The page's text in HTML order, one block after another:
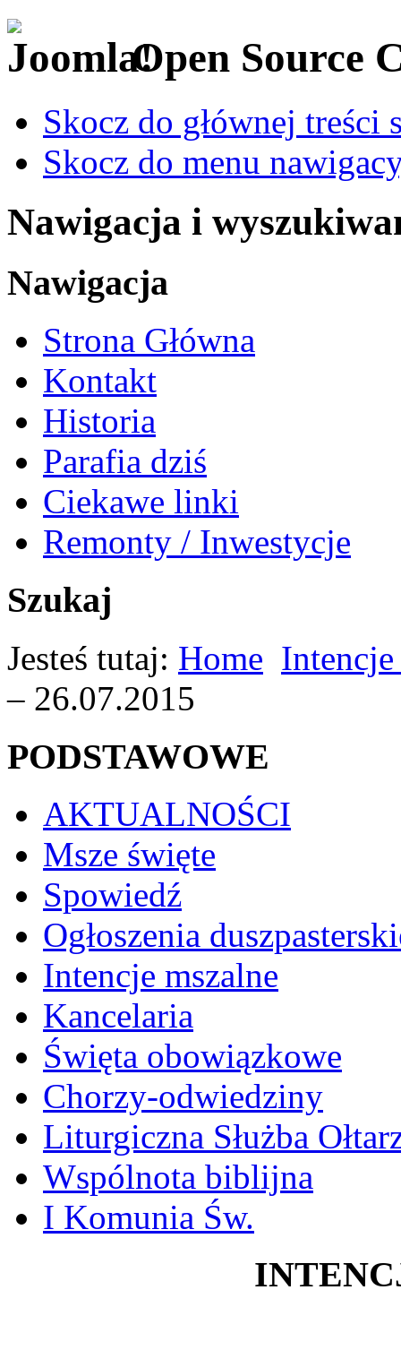
Open Source
Skocz do głównej treści
Skocz do menu
Nawigacja i
Nawigacja
Strona Główna
Kontakt
Historia
Parafia dziś
Ciekawe linki
Remonty / Inwestycje
Szukaj
Jesteś tutaj: Home Intencje
– 26.07.2015
PODSTAWOWE
AKTUALNOŚCI
Msze święte
Spowiedź
Ogłoszenia
Intencje mszalne
Kancelaria
Święta obowiązkowe
Chorzy-odwiedziny
Liturgiczna Służba
Wspólnota biblijna
I Komunia Św.